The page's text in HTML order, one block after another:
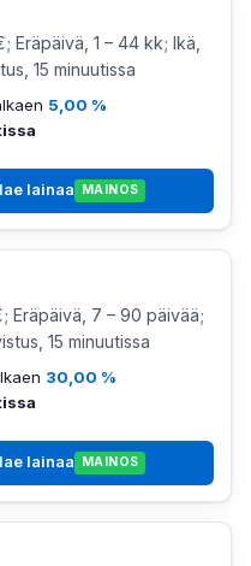
Eräpäivä, 1 – 44 kk; Ikä,
15 minuutissa
5,00 %
lainaa MAINOS
Eräpäivä, 7 – 90 päivää;
15 minuutissa
30,00 %
lainaa MAINOS